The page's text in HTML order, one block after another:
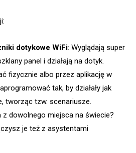
dotykowe WiFi: Wyglądają super
panel i działają na dotyk.
fizycznie albo przez aplikację w
tak, by działały jak
tworząc tzw. scenariusze.
z dowolnego miejsca na świecie?
je też z asystentami